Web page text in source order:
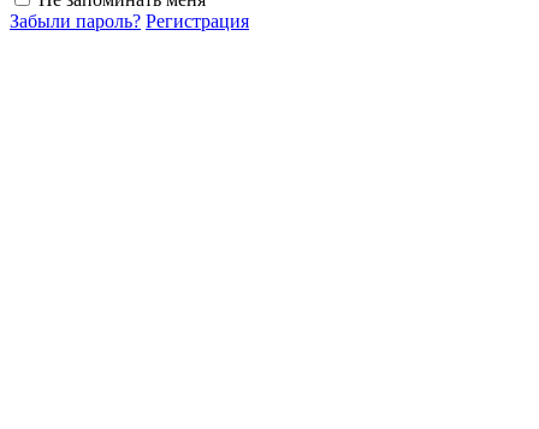
Забыли пароль? Регистрация